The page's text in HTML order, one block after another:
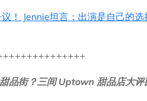
！ Jennie坦言：出演是自己的选
品街？三间 Uptown 甜品店大